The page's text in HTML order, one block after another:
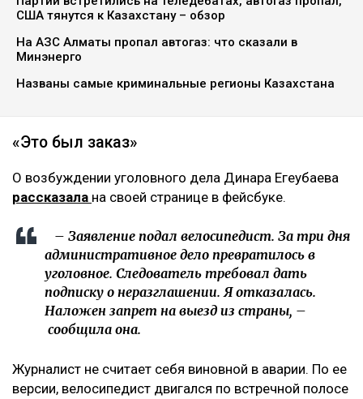
США тянутся к Казахстану – обзор
На АЗС Алматы пропал автогаз: что сказали в
Минэнерго
Названы самые криминальные регионы Казахстана
«Это был заказ»
О возбуждении уголовного дела Динара Егеубаева
рассказала на своей странице в фейсбуке.
– Заявление подал велосипедист. За три дня
административное дело превратилось в
уголовное. Следователь требовал дать
подписку о неразглашении. Я отказалась.
Наложен запрет на выезд из страны, –
сообщила она.
Журналист не считает себя виновной в аварии. По ее
версии, велосипедист двигался по встречной полосе